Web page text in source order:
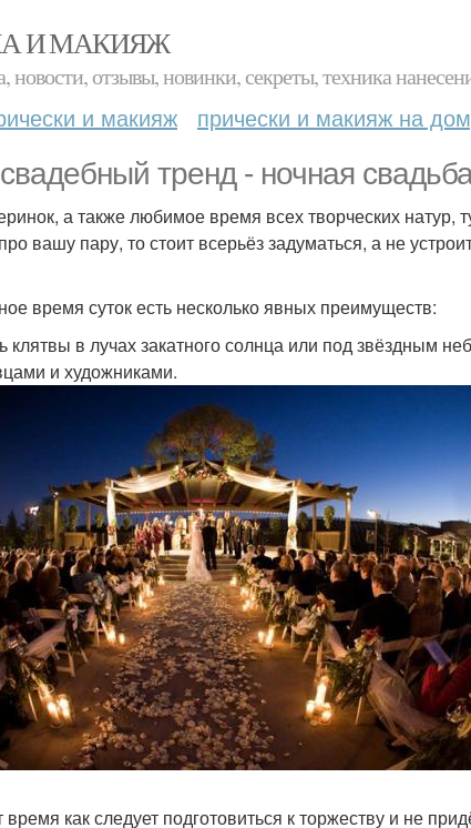
И МАКИЯЖ
отзывы, новинки, секреты, техника
и макияж прически и макияж на
тренд - ночная
а также любимое время всех творческих натур,
вашу пару, то стоит всерьёз задуматься, а не
время суток есть несколько явных преимуществ:
клятвы в лучах закатного солнца или под звёздным
и художниками.
время как следует подготовиться к торжеству и не